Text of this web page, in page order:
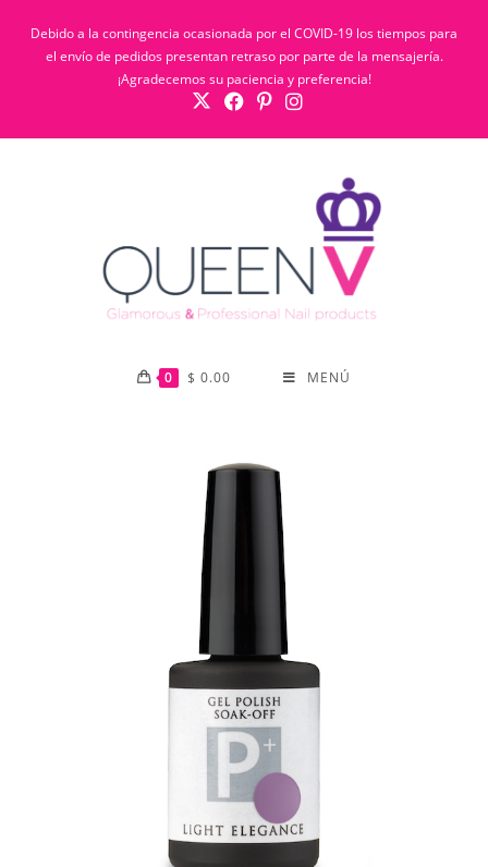
Debido a la contingencia ocasionada por el COVID-19 los tiempos para
el envío de pedidos presentan retraso por parte de la mensajería.
¡Agradecemos su paciencia y preferencia!
0 $ 0.00 MENÚ